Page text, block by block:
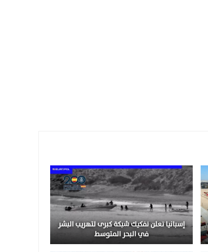
إسبانيا تعلن تفكيك شبكة كبرى لتهريب البشر
في البحر المتوسط